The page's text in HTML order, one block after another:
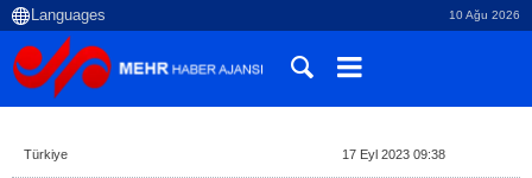
10 Ağu 2026
Türkiye 17 Eyl 2023 09:38